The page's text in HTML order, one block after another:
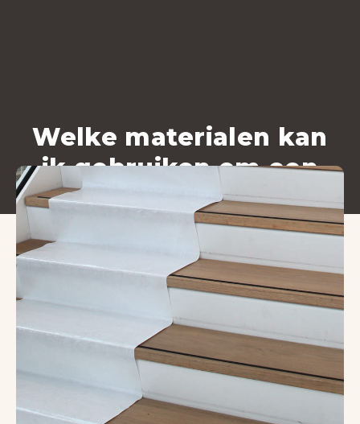
Welke materialen kan
ik gebruiken om een
trap af te plakken?